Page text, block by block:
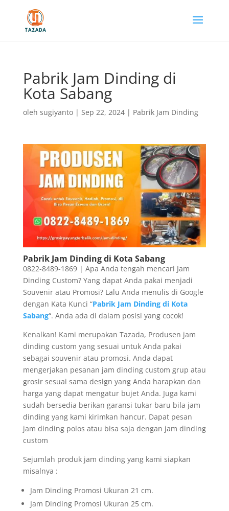
Pabrik Jam Dinding di
Kota Sabang
oleh sugiyanto| Sep 22, 2024| Pabrik Jam Dinding
Pabrik Jam Dinding di Kota Sabang
0822-8489-1869 | Apa Anda tengah mencari Jam
Dinding Custom? Yang dapat Anda pakai menjadi
Souvenir atau Promosi? Lalu Anda menulis di Google
dengan Kata Kunci “Pabrik Jam Dinding di Kota
Sabang“. Anda ada di dalam posisi yang cocok!
Kenalkan! Kami merupakan Tazada, Produsen jam
dinding custom yang sesuai untuk Anda pakai
sebagai souvenir atau promosi. Anda dapat
mengerjakan pesanan jam dinding custom grup atau
grosir sesuai sama design yang Anda harapkan dan
harga yang dapat mengatur bujet Anda. Juga kami
sudah bersedia berikan garansi tukar baru bila jam
dinding yang kami kirimkan hancur. Dapat pesan
jam dinding polos atau bisa saja dengan jam dinding
custom
Sejumlah produk jam dinding yang kami siapkan
misalnya :
Jam Dinding Promosi Ukuran 21 cm.
Jam Dinding Promosi Ukuran 25 cm.